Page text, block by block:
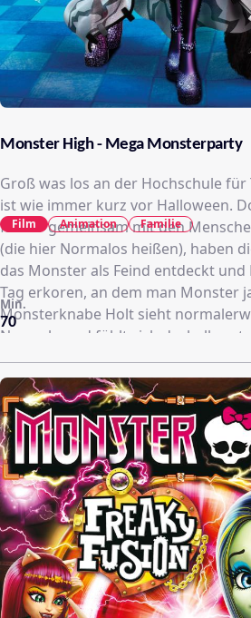
Monster High - Mega Monsterparty
Groß was los an der Hochschule
ist wie immer kurz vor Halloween.
früher gemeinsam mit den
(die hier Normalos heißen), haben
das Monster als Feind entdeckt und
Tag erkoren, an dem man Monster
Monsterknabe Holt sieht
Normalo und fühlt sich deshalb
Das wird ihm zum Verhängnis, als
Monsterjäger entdecken. Eine
Befreiungsmission wird gestartet.
70
Min.
Film Animation Familie